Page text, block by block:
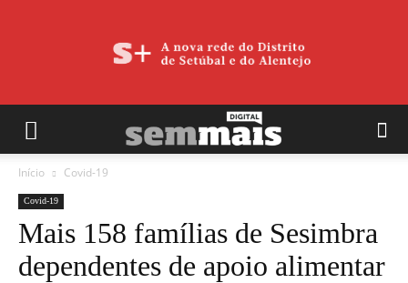
Início Covid-19
Covid-19
Mais 158 famílias de Sesimbra
dependentes de apoio alimentar